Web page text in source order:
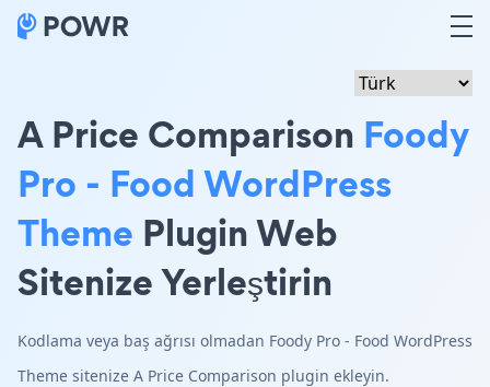
A Price Comparison Foody
Pro - Food WordPress
Theme Plugin Web
Sitenize Yerleştirin
Kodlama veya baş ağrısı olmadan Foody Pro - Food WordPress
Theme sitenize A Price Comparison plugin ekleyin.